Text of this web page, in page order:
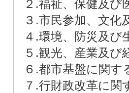
２.福祉、保健及
３.市民参加、文
４.環境、防災及び
５.観光、産業及
６.都市基盤に関す
７.行財政改革に関